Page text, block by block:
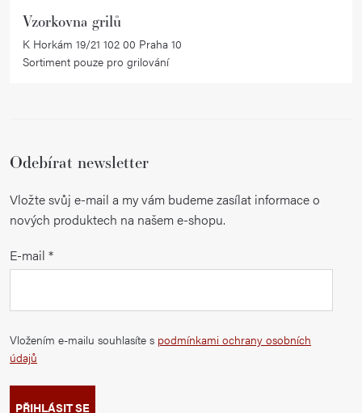
Vzorkovna grilů
K Horkám 19/21 102 00 Praha 10
Sortiment pouze pro grilování
Odebírat newsletter
Vložte svůj e-mail a my vám budeme zasílat informace o
nových produktech na našem e-shopu.
E-mail
Vložením e-mailu souhlasíte s podmínkami ochrany osobních
údajů
PŘIHLÁSIT SE